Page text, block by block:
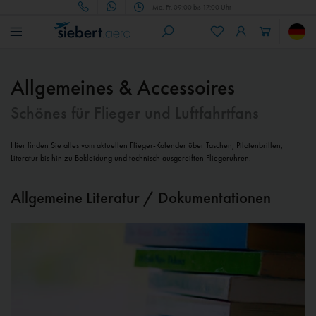
Mo.-Fr. 09:00 bis 17:00 Uhr
Allgemeines & Accessoires
Hier finden Sie alles vom aktuellen Flieger-Kalender über Taschen, Pilotenbrillen,
Literatur bis hin zu Bekleidung und technisch ausgereiften Fliegeruhren.
Allgemeine Literatur / Dokumentationen